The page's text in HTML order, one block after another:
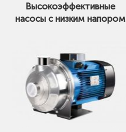
Высокоэффективные
насосы с низким напором